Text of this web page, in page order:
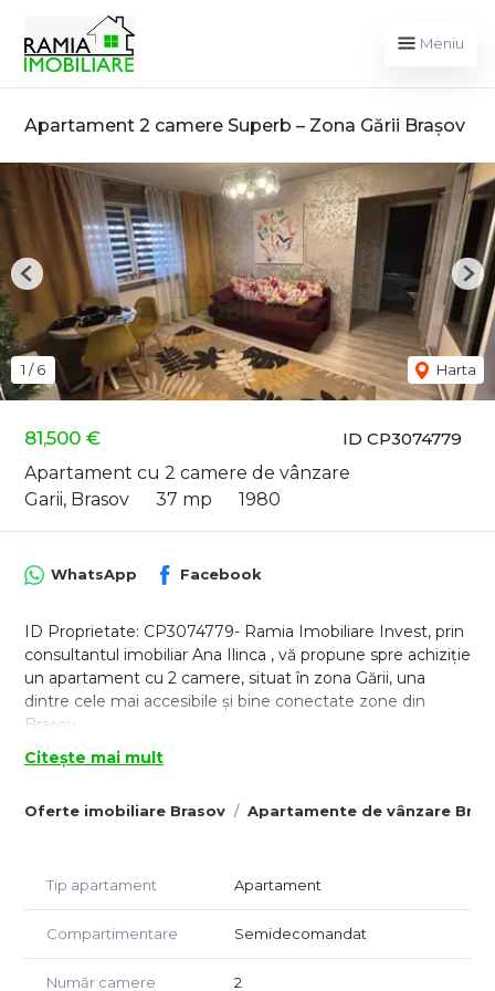
Meniu
Apartament 2 camere Superb – Zona Gării Brașov
ID CP3074779
81,500 €
Apartament cu 2 camere de vânzare
Garii, Brasov
37 mp 1980
1 /6 Harta
Previous
Oferte imobiliare Brasov Apartamente de vânzare
WhatsApp Facebook
ID Proprietate: CP3074779- Ramia Imobiliare Invest, prin
consultantul imobiliar Ana Ilinca , vă propune spre achiziție
un apartament cu 2 camere, situat în zona Gării, una
dintre cele mai accesibile și bine conectate zone din
Brașov.
Zona Gării oferă acces rapid către toate punctele de
interes ale orașului, fiind ideală atât pentru locuire, cât și
transport în comun, supermarketuri, farmacii, școli,
Proprietatea este amplasată la parterul unui bloc cu 4
niveluri, reabilitat termic, și reprezintă o alegere excelentă
pentru cei care își doresc o locuință pregătită pentru
mutare imediată sau o investiție rapidă.
Citește mai mult
Tip apartament Apartament
Compartimentare Semidecomandat
Număr camere 2